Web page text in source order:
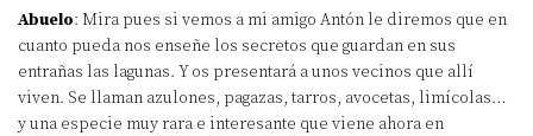
Abuelo: Mira pues si vemos a mi amigo Antón le diremos que en
cuanto pueda nos enseñe los secretos que guardan en sus
entrañas las lagunas. Y os presentará a unos vecinos que allí
viven. Se llaman azulones, pagazas, tarros, avocetas, limícolas…
y una especie muy rara e interesante que viene ahora en